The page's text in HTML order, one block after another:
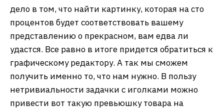
дело в том, что найти картинку, которая на сто
процентов будет соответствовать вашему
представлению о прекрасном, вам едва ли
удастся. Все равно в итоге придется обратиться к
графическому редактору. А так мы сможем
получить именно то, что нам нужно. В пользу
нетривиальности задачки с иголками можно
привести вот такую превьюшку товара на